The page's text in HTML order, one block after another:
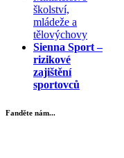
školství,
mládeže a
tělovýchovy
Sienna Sport –
rizikové
zajištění
sportovců
Fanděte nám...